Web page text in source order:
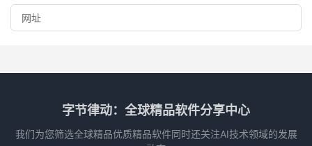
字节律动：全球精品软件分享中心
我们为您筛选全球精品优质精品软件同时还关注AI技术领域的发展